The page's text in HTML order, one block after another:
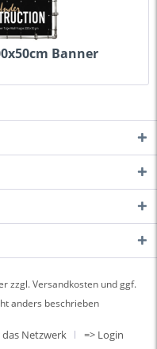
Banner
zzgl.Versandkosten und ggf.
anders beschrieben
das Netzwerk
=> Login